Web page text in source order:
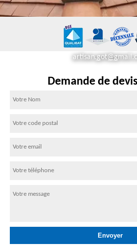
Demande de